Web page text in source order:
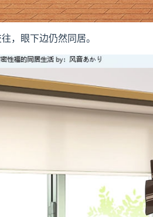
，眼下边仍然同居。